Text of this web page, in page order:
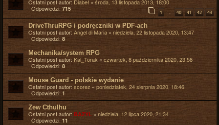
Ostatni post autor: Diabeł « środa, 13 listopada 2013, 18:00
Odpowiedzi: 715
1 … 40 41 42 43
DriveThruRPG i podręczniki w PDF-ach
Ostatni post autor: Angel di Maria « niedziela, 22 listopada 2020, 13:47
Odpowiedzi: 8
Mechanika/system RPG
Ostatni post autor: Kal_Torak « czwartek, 8 października 2020, 23:58
Odpowiedzi: 8
Mouse Guard - polskie wydanie
Ostatni post autor: scorez « poniedziałek, 24 sierpnia 2020, 18:46
Odpowiedzi: 1
Zew Cthulhu
Ostatni post autor: BAZYL « niedziela, 12 lipca 2020, 21:34
Odpowiedzi: 11